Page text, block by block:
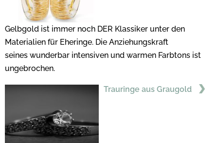
Gelbgold ist immer noch DER Klassiker unter den
Materialien für Eheringe. Die Anziehungskraft
seines wunderbar intensiven und warmen Farbtons ist
ungebrochen.
Trauringe aus Graugold